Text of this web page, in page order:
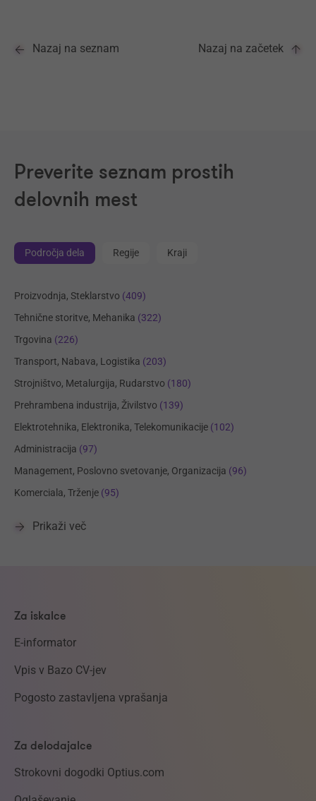
Nazaj na seznam Nazaj na začetek
Preverite seznam prostih
delovnih mest
Področja dela Regije Kraji
Proizvodnja, Steklarstvo (409)
Tehnične storitve, Mehanika (322)
Trgovina (226)
Transport, Nabava, Logistika (203)
Strojništvo, Metalurgija, Rudarstvo (180)
Prehrambena industrija, Živilstvo (139)
Elektrotehnika, Elektronika, Telekomunikacije (102)
Administracija (97)
Management, Poslovno svetovanje, Organizacija (96)
Komerciala, Trženje (95)
Prikaži več
Za iskalce
E-informator
Vpis v Bazo CV-jev
Pogosto zastavljena vprašanja
Za delodajalce
Strokovni dogodki Optius.com